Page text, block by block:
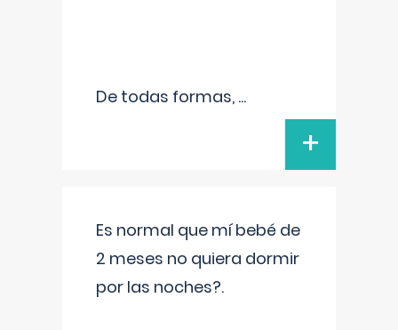
De todas formas, ...
+
Es normal que mí bebé de
2 meses no quiera dormir
por las noches?.